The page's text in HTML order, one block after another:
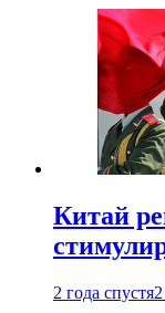
Китай
2 года спустя